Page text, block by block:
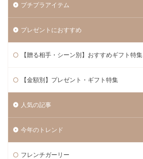
プチプラアイテム
プレゼントにおすすめ
【贈る相手・シーン別】おすすめギフト特集
【金額別】プレゼント・ギフト特集
人気の記事
今年のトレンド
フレンチガーリー